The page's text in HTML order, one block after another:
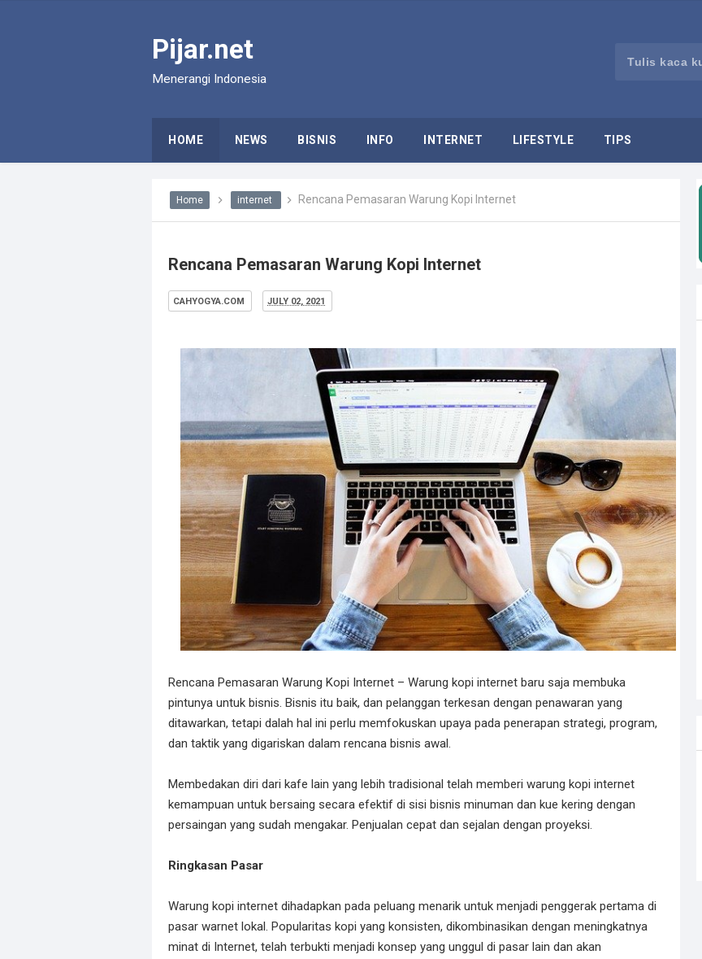
Pijar.net
Menerangi Indonesia
HOME NEWS BISNIS INFO INTERNET LIFESTYLE TIPS
Home internet Rencana Pemasaran Warung Kopi Internet
Rencana Pemasaran Warung Kopi Internet
CAHYOGYA.COM JULY 02, 2021
Rencana Pemasaran Warung Kopi Internet – Warung kopi internet baru saja membuka
pintunya untuk bisnis. Bisnis itu baik, dan pelanggan terkesan dengan penawaran yang
ditawarkan, tetapi dalah hal ini perlu memfokuskan upaya pada penerapan strategi, program,
dan taktik yang digariskan dalam rencana bisnis awal.
Membedakan diri dari kafe lain yang lebih tradisional telah memberi warung kopi internet
kemampuan untuk bersaing secara efektif di sisi bisnis minuman dan kue kering dengan
persaingan yang sudah mengakar. Penjualan cepat dan sejalan dengan proyeksi.
Ringkasan Pasar
Warung kopi internet dihadapkan pada peluang menarik untuk menjadi penggerak pertama di
pasar warnet lokal. Popularitas kopi yang konsisten, dikombinasikan dengan meningkatnya
minat di Internet, telah terbukti menjadi konsep yang unggul di pasar lain dan akan